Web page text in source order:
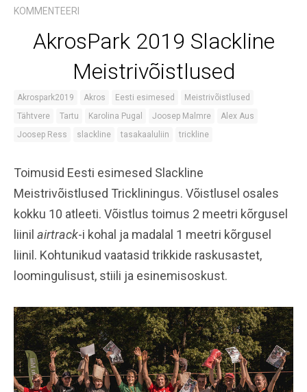
KOMMENTEERI
AkrosPark 2019 Slackline
Meistrivõistlused
Akrospark2019 Akros Eesti esimesed
Meistrivõistlused
Tähtvere
Tartu Karolina Pugal Joosep Malmre
Alex Aus
Joosep Ress
slackline tasakaaluliin trickline
Toimusid Eesti esimesed Slackline
Meistrivõistlused Trickliningus. Võistlusel osales
kokku 10 atleeti. Võistlus toimus 2 meetri kõrgusel
liinil airtrack-i kohal ja madalal 1 meetri kõrgusel
liinil. Kohtunikud vaatasid trikkide raskusastet,
loomingulisust, stiili ja esinemisoskust.